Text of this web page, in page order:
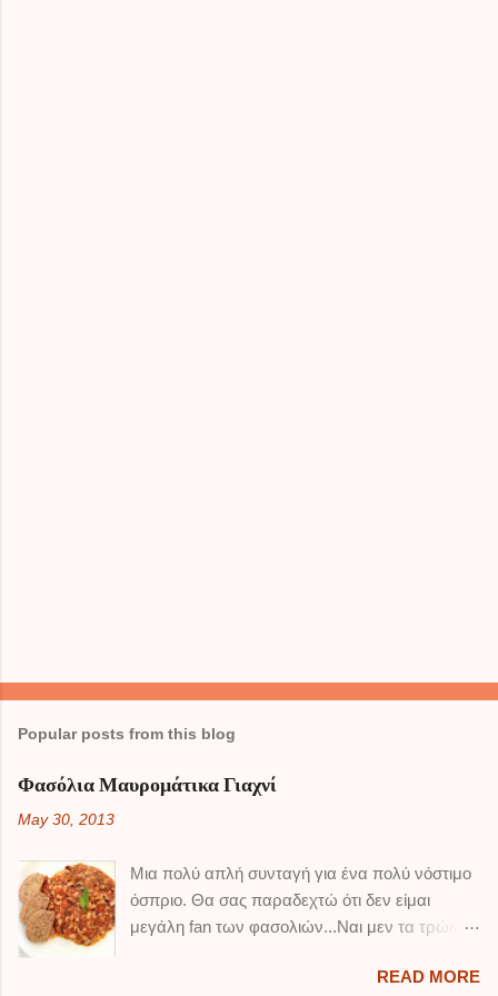
Popular posts from this blog
Φασόλια Μαυρομάτικα Γιαχνί
May 30, 2013
Μια πολύ απλή συνταγή για ένα πολύ νόστιμο
όσπριο. Θα σας παραδεχτώ ότι δεν είμαι
μεγάλη fan των φασολιών...Ναι μεν τα τρώω,
είναι από αυτά που συμπαθώ περισσότερο
READ MORE